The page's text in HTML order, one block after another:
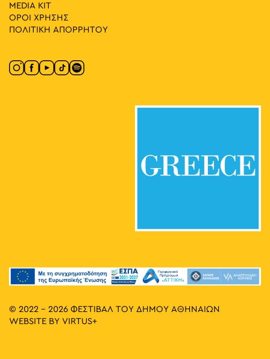
MEDIA ΚIT
ΟΡΟΙ ΧΡΗΣΗΣ
ΠΟΛΙΤΙΚΗ ΑΠΟΡΡΗΤΟΥ
© 2022 - 2026 ΦΕΣΤΙΒΑΛ ΤΟΥ ΔΗΜΟΥ ΑΘΗΝΑΙΩΝ
WEBSITE BY VIRTUS+